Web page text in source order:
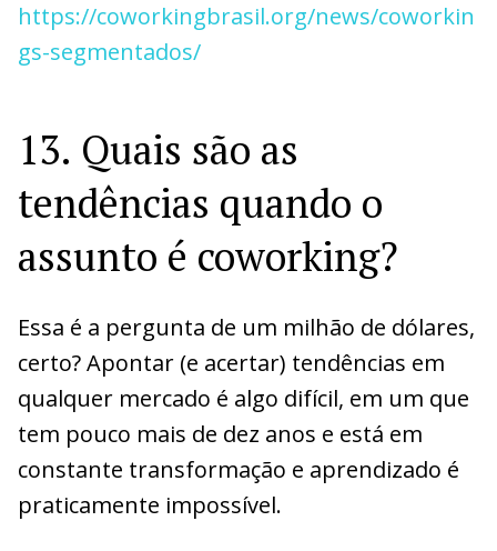
https://coworkingbrasil.org/news/coworkin
gs-segmentados/
13. Quais são as
tendências quando o
assunto é coworking?
Essa é a pergunta de um milhão de dólares,
certo? Apontar (e acertar) tendências em
qualquer mercado é algo difícil, em um que
tem pouco mais de dez anos e está em
constante transformação e aprendizado é
praticamente impossível.